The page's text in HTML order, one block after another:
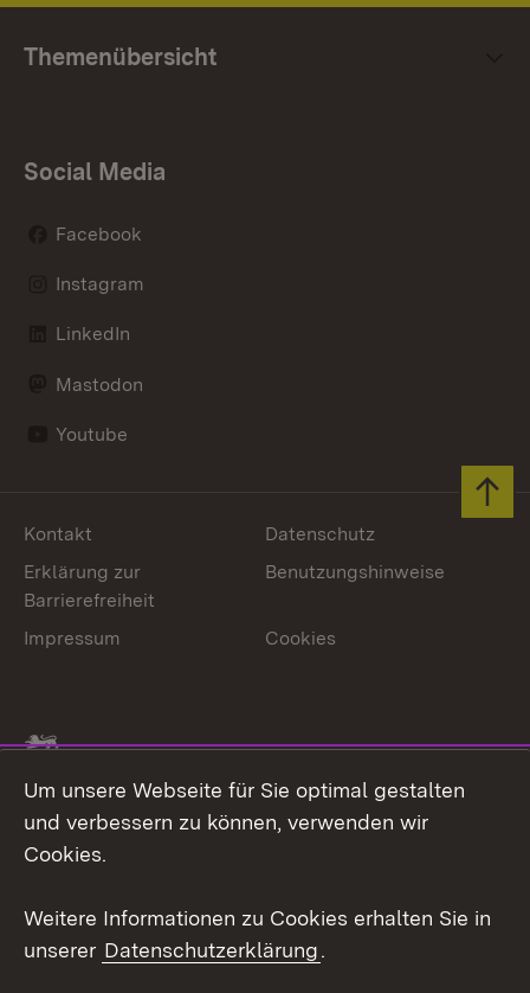
Themenübersicht
Social Media
Facebook
Instagram
LinkedIn
Mastodon
Youtube
Kontakt
Datenschutz
Erklärung zur
Barrierefreiheit
Benutzungshinweise
Impressum Cookies
Um unsere Webseite für Sie optimal gestalten
und verbessern zu können, verwenden wir
Cookies.
Weitere Informationen zu Cookies erhalten Sie in
unserer Datenschutzerklärung.